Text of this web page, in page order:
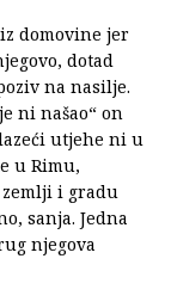
domovine jer
dotad
na nasilje.
ni našao“ on
utjehe ni u
u Rimu,
i gradu
sanja. Jedna
njegova